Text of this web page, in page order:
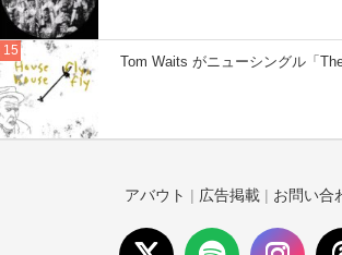
Tom Waits がニューシングル「
アバウト | 広告掲載 | お問い合